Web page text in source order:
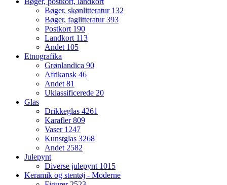
Bøger, skønlitteratur 132
Bøger, faglitteratur393
Postkort 190
Landkort 113
Andet 105
Etnografika
Grønlandica 90
Afrikansk 46
Andet 81
Uklassificerede 20
Glas
Drikkeglas 4261
Karafler809
Vaser 1247
Kunstglas 3268
Andet 2582
Julepynt
Diverse julepynt 1015
Keramik og stentøj - Moderne